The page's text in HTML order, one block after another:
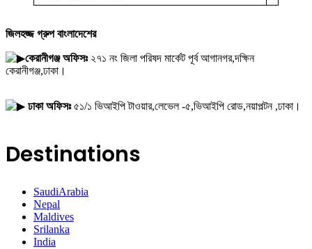
জিলহজ্জ গ্রুপ বাংলাদেশের
কেরানীগঞ্জ অফিসঃ২৭১ নং জিলা পরিষদ মার্কেট পূর্ব আগানগর,দক্ষিন
কেরানীগঞ্জ,ঢাকা।
ঢাকা অফিসঃ৫১/১ ভিআইপি টাওয়ার,লেভেল -৫,ভিআইপি রোড,নয়াপল্টন ,ঢাকা।
Destinations
SaudiArabia
Nepal
Maldives
Srilanka
India